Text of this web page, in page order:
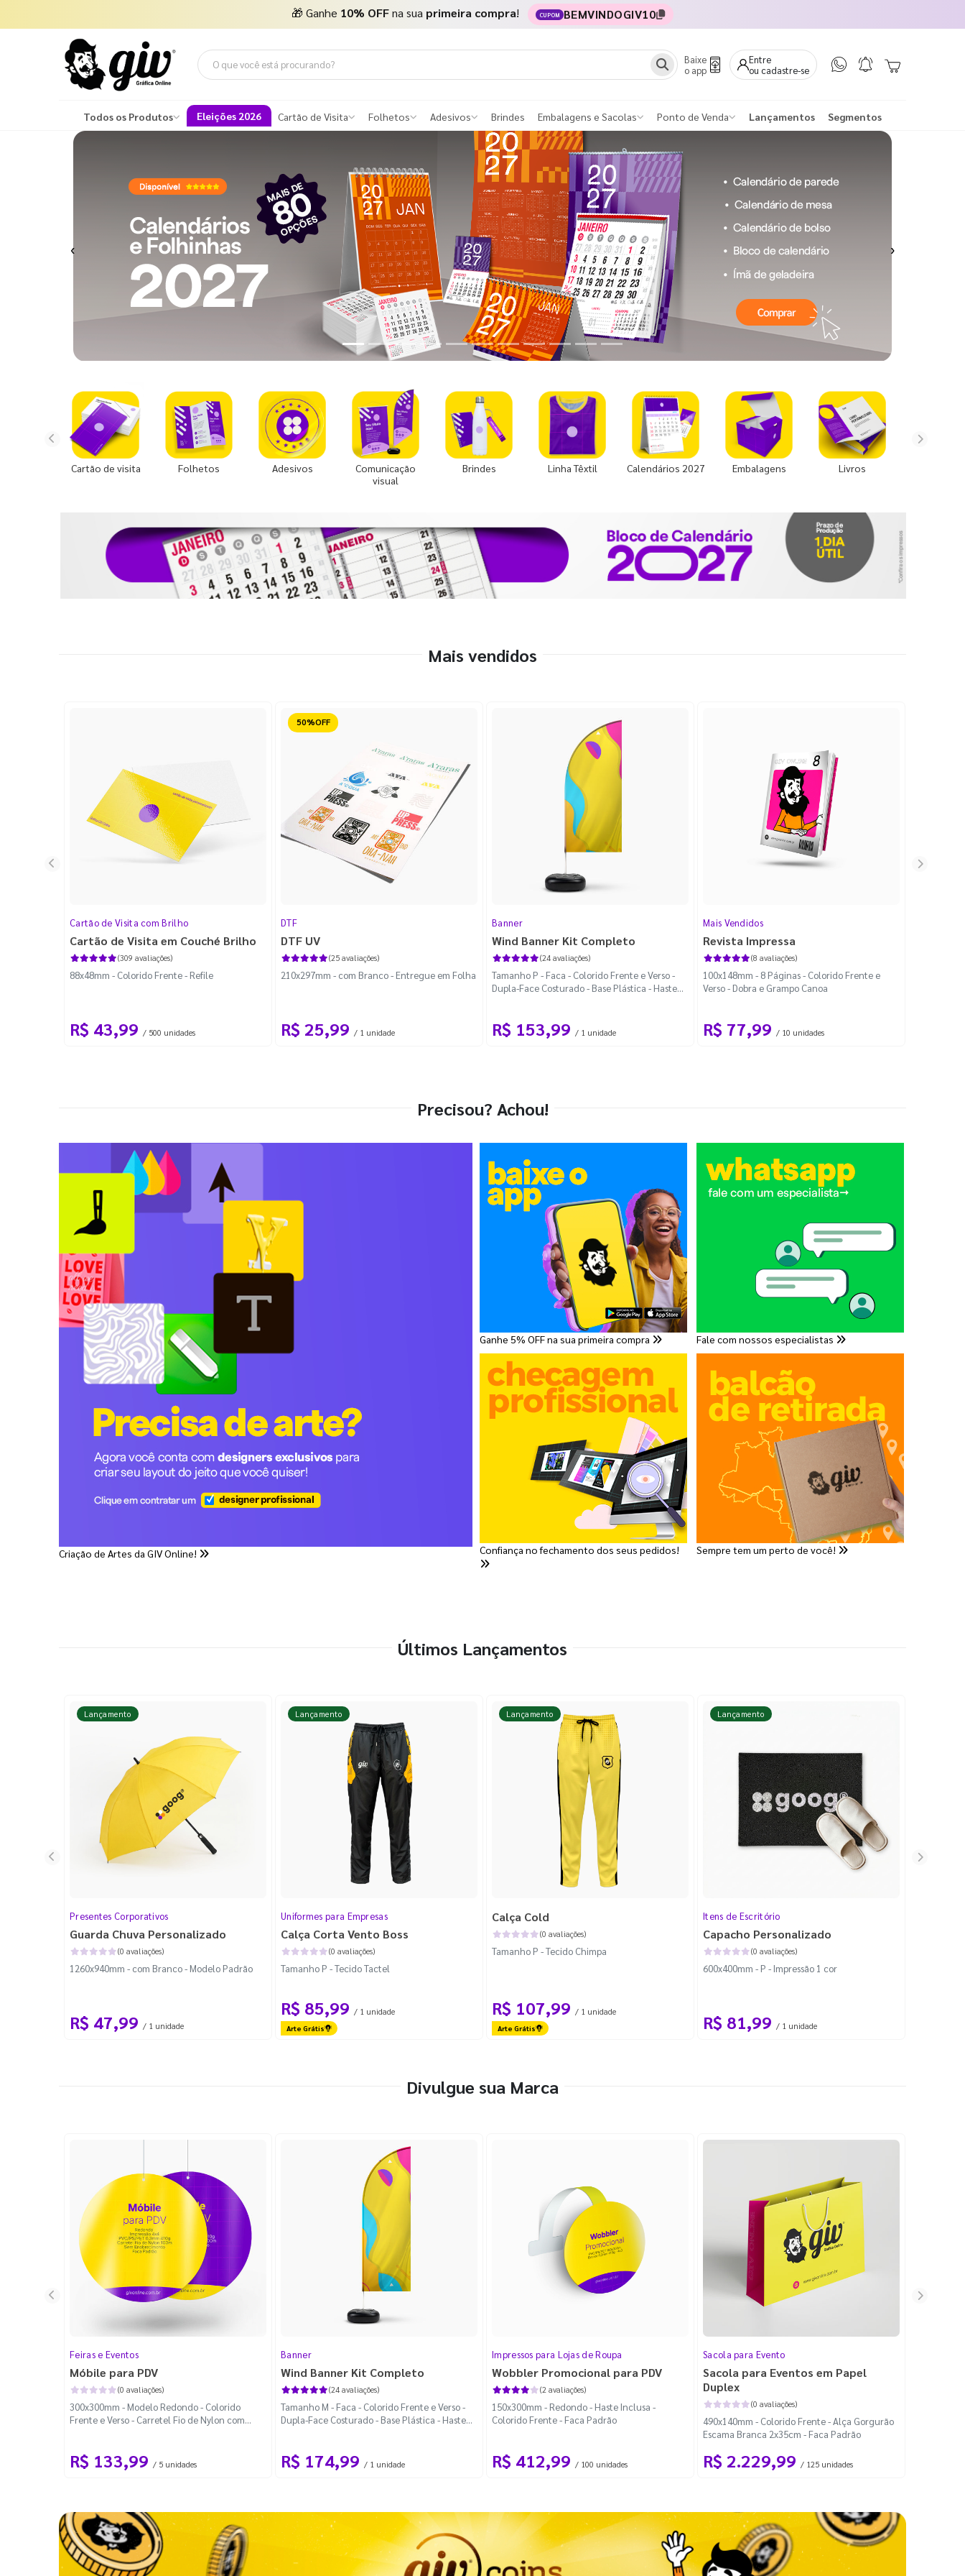
🎁 Ganhe 10% OFFna sua primeira compra! CUPOM BEMVINDOGIV10
Baixe
o app
Entre
ou cadastre-se
Todos os Produtos Eleições 2026 Cartão de Visita Folhetos Adesivos Brindes Embalagens e Sacolas Ponto de Venda Lançamentos Segmentos
Previous Next
Cartão de visita Folhetos Adesivos
Comunicação
visual
Brindes Linha Têxtil Calendários 2027 Embalagens Livros
Mais vendidos
Cartão de Visita com Brilho
Cartão de Visita em Couché Brilho
(309 avaliações)
88x48mm - Colorido Frente - Refile
R$ 43,99 / 500 unidades
Reduzido
DTF
DTF UV
(25 avaliações)
210x297mm - com Branco - Entregue em Folha
R$ 25,99 / 1 unidade
Banner
Wind Banner Kit Completo
(24 avaliações)
Tamanho P - Faca - Colorido Frente e Verso -
Dupla-Face Costurado - Base Plástica - Haste
R$ 153,99 / 1 unidade
Mais Vendidos
Revista Impressa
(8 avaliações)
100x148mm - 8 Páginas - Colorido Frente e
Verso - Dobra e Grampo Canoa
R$ 77,99 / 10 unidades
Precisou? Achou!
Criação de Artes da GIV Online!
Ganhe 5% OFF na sua primeira compra
Confiança no fechamento dos seus pedidos!
Fale com nossos especialistas
Sempre tem um perto de você!
Últimos Lançamentos
Lançamento
Presentes Corporativos
Guarda Chuva Personalizado
(0 avaliações)
1260x940mm - com Branco - Modelo Padrão
R$ 47,99 / 1 unidade
Lançamento
Uniformes para Empresas
Calça Corta Vento Boss
(0 avaliações)
Tamanho P - Tecido Tactel
R$ 85,99 / 1 unidade
Arte Grátis
Lançamento
Calça Cold
(0 avaliações)
Tamanho P - Tecido Chimpa
R$ 107,99 / 1 unidade
Arte Grátis
Lançamento
Itens de Escritório
Capacho Personalizado
(0 avaliações)
600x400mm - P - Impressão 1 cor
R$ 81,99 / 1 unidade
Divulgue sua Marca
Feiras e Eventos
Móbile para PDV
(0 avaliações)
300x300mm - Modelo Redondo - Colorido
Frente e Verso - Carretel Fio de Nylon com
R$ 133,99 / 5 unidades
Banner
Wind Banner Kit Completo
(24 avaliações)
Tamanho M - Faca - Colorido Frente e Verso -
Dupla-Face Costurado - Base Plástica - Haste
R$ 174,99 / 1 unidade
Impressos para Lojas de Roupa
Wobbler Promocional para PDV
(2 avaliações)
150x300mm - Redondo - Haste Inclusa -
Colorido Frente - Faca Padrão
R$ 412,99 / 100 unidades
Sacola para Evento
Sacola para Eventos em Papel
Duplex
(0 avaliações)
490x140mm - Colorido Frente - Alça Gorgurão
Escama Branca 2x35cm - Faca Padrão
R$ 2.229,99 / 125 unidades